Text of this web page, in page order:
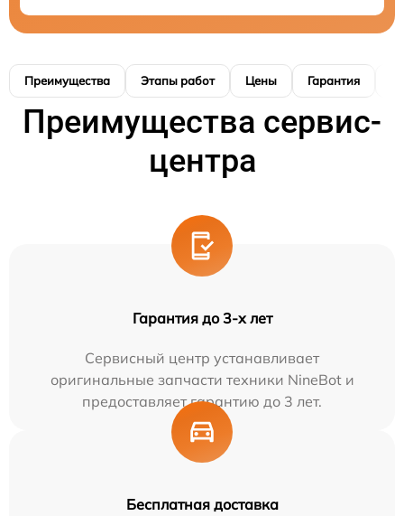
Преимущества Этапы работ Цены Гарантия
Преимущества сервис-
центра
Гарантия до 3-х лет
Сервисный центр устанавливает
оригинальные запчасти техники NineBot и
предоставляет гарантию до 3 лет.
Бесплатная доставка